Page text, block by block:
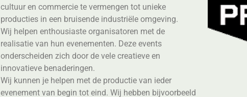
cultuur en commercie te vermengen tot unieke
producties in een bruisende industriële omgeving.
Wij helpen enthousiaste organisatoren met de
realisatie van hun evenementen. Deze events
onderscheiden zich door de vele creatieve en
innovatieve benaderingen.
Wij kunnen je helpen met de productie van ieder
evenement van begin tot eind. Wij hebben bijvoorbeeld